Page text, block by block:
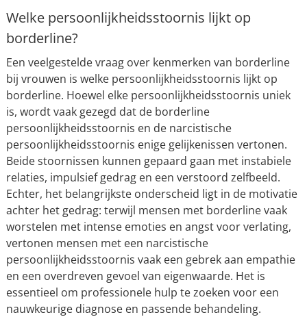
Welke persoonlijkheidsstoornis lijkt op
borderline?
Een veelgestelde vraag over kenmerken van borderline
bij vrouwen is welke persoonlijkheidsstoornis lijkt op
borderline. Hoewel elke persoonlijkheidsstoornis uniek
is, wordt vaak gezegd dat de borderline
persoonlijkheidsstoornis en de narcistische
persoonlijkheidsstoornis enige gelijkenissen vertonen.
Beide stoornissen kunnen gepaard gaan met instabiele
relaties, impulsief gedrag en een verstoord zelfbeeld.
Echter, het belangrijkste onderscheid ligt in de motivatie
achter het gedrag: terwijl mensen met borderline vaak
worstelen met intense emoties en angst voor verlating,
vertonen mensen met een narcistische
persoonlijkheidsstoornis vaak een gebrek aan empathie
en een overdreven gevoel van eigenwaarde. Het is
essentieel om professionele hulp te zoeken voor een
nauwkeurige diagnose en passende behandeling.